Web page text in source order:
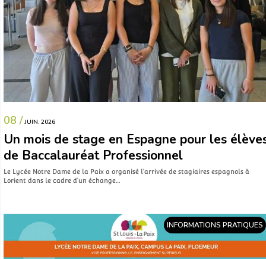
08 / JUIN. 2026
Un mois de stage en Espagne pour les
de Baccalauréat Professionnel
Le Lycée Notre Dame de la Paix a organisé l’arrivée de stagiaires espagnols à
Lorient dans le cadre d’un échange…
INFORMATIONS PRATIQUES